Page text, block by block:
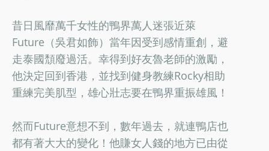
昔日風靡萬千女性的鴨界萬人迷張近萊
Future（吳君如飾）當年因受到感情重創，避
走泰國頹廢過活。幸得到好友魯老師的激勵，
他決定回到香港，並找到健身教練Rocky相助
重練完美肌型，雄心壯志要在鴨界重振雄風！
然而Future意想不到，數年過去，就連鴨店也
都有著大大的變化！他賺女人錢的地方已由從